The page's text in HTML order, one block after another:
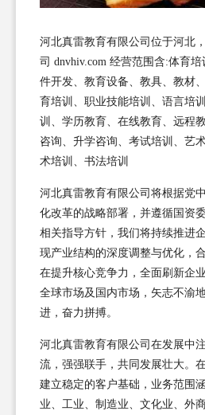
河北真雷教育有限公司位于河北
司 dnvhiv.com 经营范围含:体育
件开发、教育设备、教具、教材
育培训、职业技能培训、语言培
训、学历教育、在线教育、远程
咨询、升学咨询、考试培训、艺
术培训、书法培训
河北真雷教育有限公司将根据党
化改革的战略部署，并遵循国资
相关指导方针，我们将持续推进
现产业结构的深度调整与优化，
在提升核心竞争力，全面刷新企
全球市场及国内市场，矢志不渝
进，奋力拼搏。
河北真雷教育有限公司在发展中
流，强强联手，共同发展壮大。
建立稳定的客户基础，业务范围
业、工业、制造业、文化业、外